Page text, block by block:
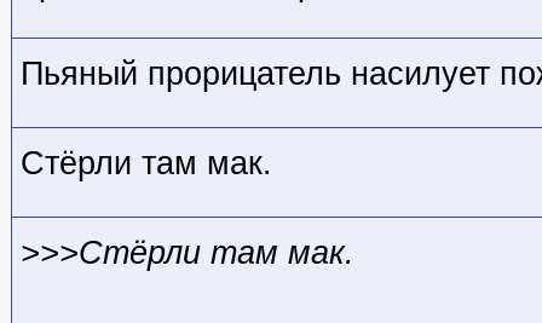
Пьяный прорицатель насилует
Стёрли там мак.
>>>Стёрли там мак.